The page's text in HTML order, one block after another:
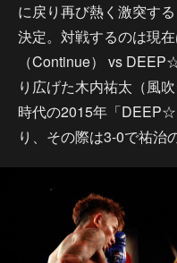
に戻り再び熱く激突す
決定。対戦するのは現
（Continue） vs
り広げた木内祐太（風
時代の2015年「
り、その際は3-0で祐治